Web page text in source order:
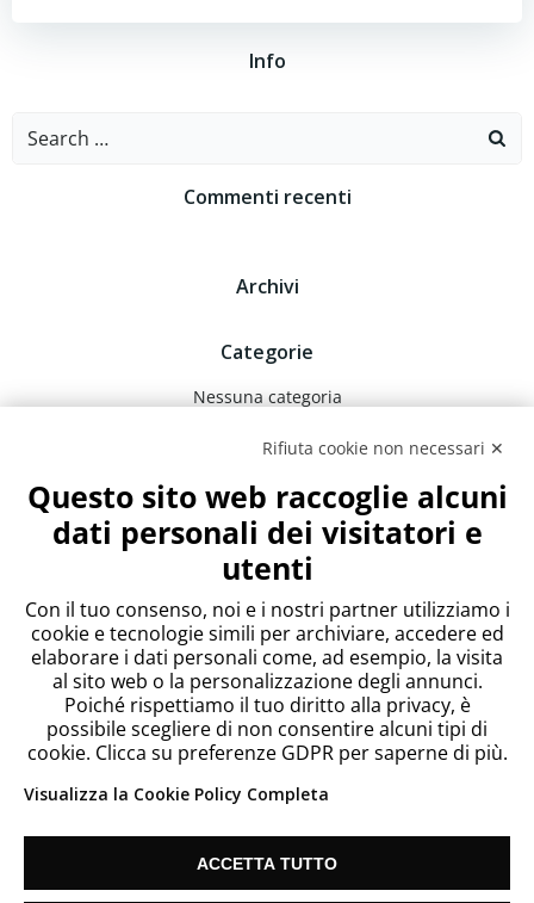
Info
Search
Commenti recenti
Archivi
Categorie
Nessuna categoria
Meta
Accedi
Feed dei contenuti
Feed dei commenti
WordPress.org
Rifiuta cookie non necessari ✕
Questo sito web raccoglie alcuni
dati personali dei visitatori e
utenti
Con il tuo consenso, noi e i nostri partner utilizziamo i
cookie e tecnologie simili per archiviare, accedere ed
elaborare i dati personali come, ad esempio, la visita
al sito web o la personalizzazione degli annunci.
Poiché rispettiamo il tuo diritto alla privacy, è
possibile scegliere di non consentire alcuni tipi di
cookie. Clicca su preferenze GDPR per saperne di più.
Visualizza la Cookie Policy Completa
ACCETTA TUTTO